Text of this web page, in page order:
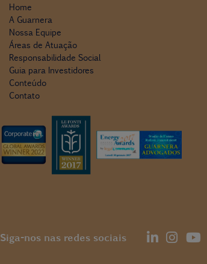
Home
A Guarnera
Nossa Equipe
Áreas de Atuação
Responsabilidade Social
Guia para Investidores
Conteúdo
Contato
Siga-nos nas redes sociais